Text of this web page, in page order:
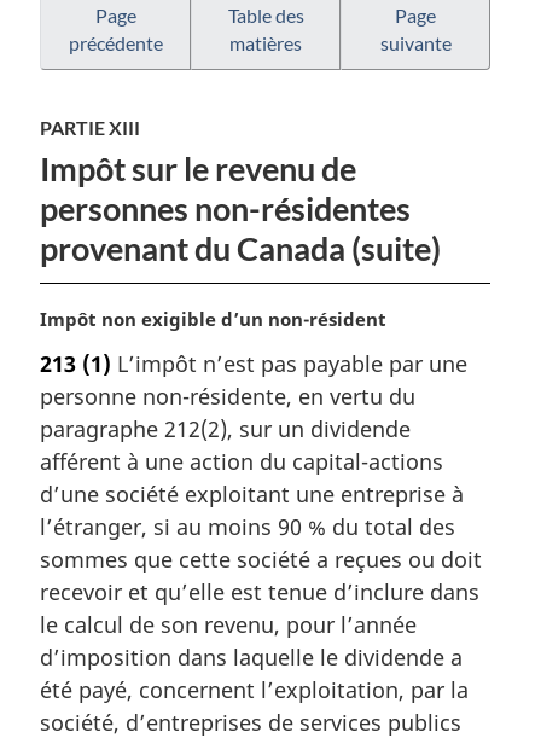
l’impôt
sur
le
de
l’impôt
sur
de
l’impôt
sur
Page
précédente
Table des
matières
Page
suivante
PARTIE XIII
Impôt sur le revenu de
personnes non-résidentes
provenant du Canada (suite)
N
t
e
m
a
g
i
n
a
l
e
:
Impôt non exigible d’un non-résident
213 (1) L’impôt n’est pas payable par une
personne non-résidente, en vertu du
paragraphe 212(2), sur un dividende
afférent à une action du capital-actions
d’une société exploitant une entreprise à
l’étranger, si au moins 90 % du total des
sommes que cette société a reçues ou doit
recevoir et qu’elle est tenue d’inclure dans
le calcul de son revenu, pour l’année
d’imposition dans laquelle le dividende a
été payé, concernent l’exploitation, par la
société, d’entreprises de services publics